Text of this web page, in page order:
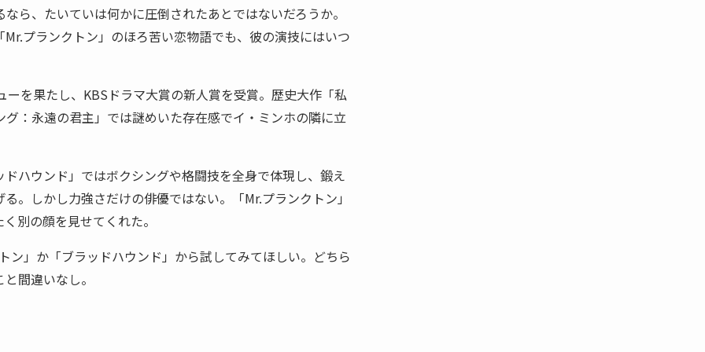
ら、たいていは何かに圧倒されたあとではないだろうか。
プランクトン」のほろ苦い恋物語でも、彼の演技にはいつ
を果たし、KBSドラマ大賞の新人賞を受賞。歴史大作「私
：永遠の君主」では謎めいた存在感でイ・ミンホの隣に立
ハウンド」ではボクシングや格闘技を全身で体現し、鍛え
。しかし力強さだけの俳優ではない。「Mr.プランクトン」
別の顔を見せてくれた。
ン」か「ブラッドハウンド」から試してみてほしい。どちら
間違いなし。